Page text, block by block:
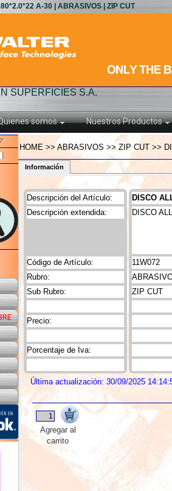
A-30 | ABRASIVOS | ZIP CUT
SUPERFICIES S.A.
somos Nuestros Productos
HOME >> ABRASIVOS >> ZIP CUT >>
Información
Descripción del Artículo:
Código de Artículo:
Rubro:
Sub Rubro:
Precio:
Descripción extendida:
Porcentaje de Iva:
DISCO
11W072
ZIP CUT
DISCO
Última actualización: 30/09/2025
Agregar al
carrito